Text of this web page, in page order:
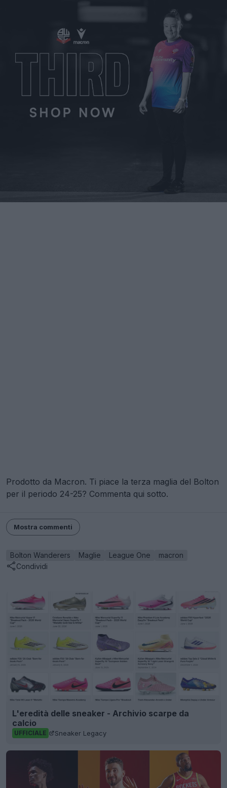
Prodotto da Macron. Ti piace la terza maglia del Bolton
per il periodo 24-25? Commenta qui sotto.
Mostra commenti
Bolton Wanderers Maglie League One
macron
Condividi
L'eredità delle sneaker - Archivio scarpe da
calcio
UFFICIALE Sneaker Legacy